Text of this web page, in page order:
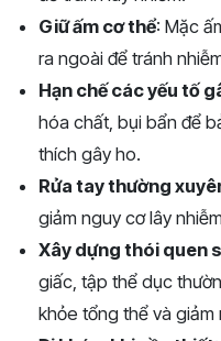
Giữ ấm cơ thể: Mặc
ra ngoài để tránh
Hạn chế các yếu tố
hóa chất, bụi bẩn để
thích gây ho.
Rửa tay thường
giảm nguy cơ lây
Xây dựng thói quen
giấc, tập thể dục
khỏe tổng thể và